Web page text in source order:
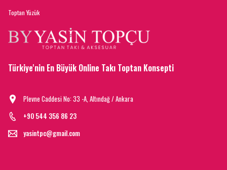
Toptan Yüzük
Türkiye'nin En Büyük Online Takı Toptan Konsepti
Plevne Caddesi No: 33 -A, Altındağ / Ankara
+90 544 356 86 23
yasintpc@gmail.com